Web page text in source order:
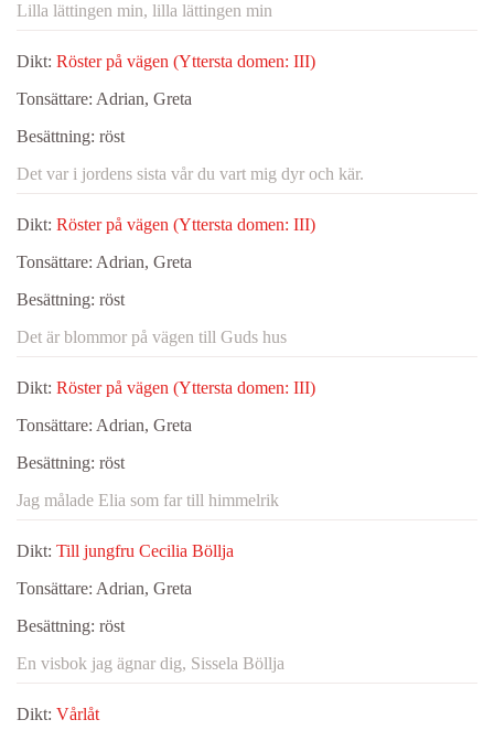
Lilla lättingen min, lilla lättingen min
Dikt: Röster på vägen (Yttersta domen: III)
Tonsättare: Adrian, Greta
Besättning: röst
Det var i jordens sista vår du vart mig dyr och kär.
Dikt: Röster på vägen (Yttersta domen: III)
Tonsättare: Adrian, Greta
Besättning: röst
Det är blommor på vägen till Guds hus
Dikt: Röster på vägen (Yttersta domen: III)
Tonsättare: Adrian, Greta
Besättning: röst
Jag målade Elia som far till himmelrik
Dikt: Till jungfru Cecilia Böllja
Tonsättare: Adrian, Greta
Besättning: röst
En visbok jag ägnar dig, Sissela Böllja
Dikt: Vårlåt